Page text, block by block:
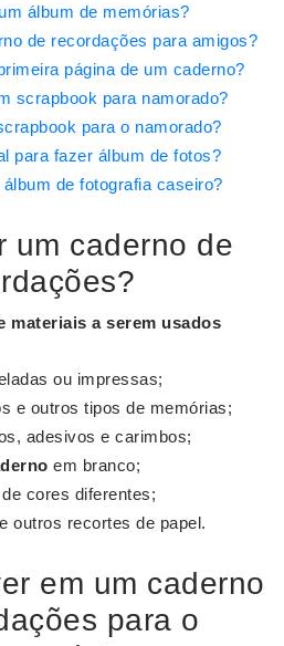
álbum de memórias?
de recordações para amigos?
página de um caderno?
scrapbook para namorado?
para o namorado?
para fazer álbum de fotos?
de fotografia caseiro?
um caderno de
materiais a serem usados
ou impressas;
e outros tipos de memórias;
adesivos e carimbos;
em branco;
cores diferentes;
outros recortes de papel.
em um caderno
para o